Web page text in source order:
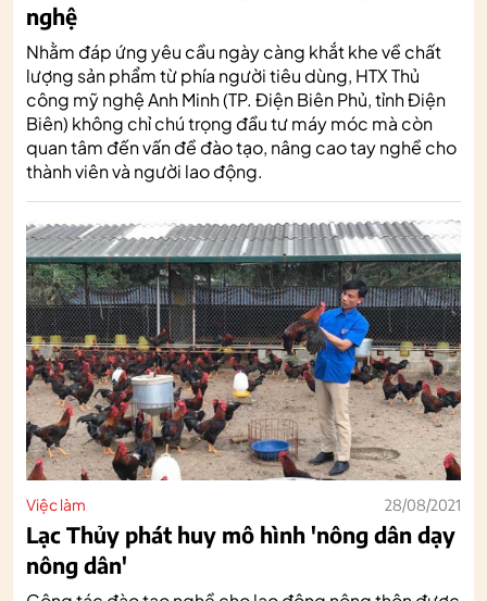
nghệ
Nhằm đáp ứng yêu cầu ngày càng khắt khe về chất
lượng sản phẩm từ phía người tiêu dùng, HTX Thủ
công mỹ nghệ Anh Minh (TP. Điện Biên Phủ, tỉnh Điện
Biên) không chỉ chú trọng đầu tư máy móc mà còn
quan tâm đến vấn đề đào tạo, nâng cao tay nghề cho
thành viên và người lao động.
Việc làm 28/08/2021
Lạc Thủy phát huy mô hình 'nông dân dạy
nông dân'